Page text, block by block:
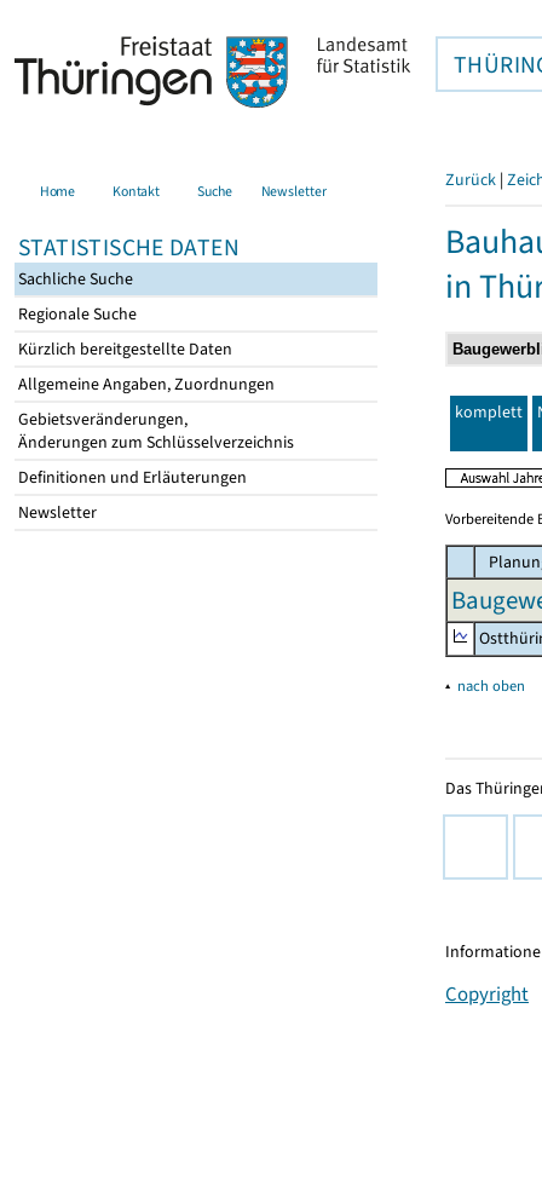
Home Kontakt Suche Newsletter
STATISTISCHE DATEN
Sachliche Suche
Regionale Suche
Kürzlich bereitgestellte Daten
Allgemeine Angaben, Zuordnungen
Gebietsveränderungen,
Änderungen zum Schlüsselverzeichnis
Definitionen und Erläuterungen
Newsletter
Zurück |
in
komplett
Vorbereitende
▴ nach oben
Das
Copyright